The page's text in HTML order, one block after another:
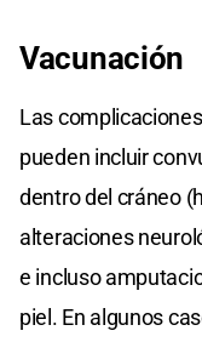
Vacunación
Las
pueden incluir
dentro del cráneo
alteraciones
e incluso
piel. En algunos